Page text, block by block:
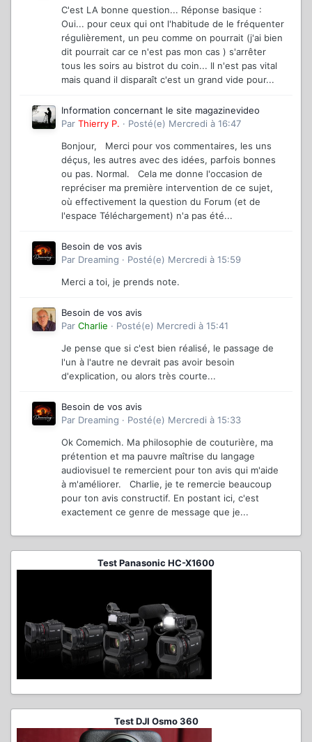
C'est LA bonne question... Réponse basique :
Oui... pour ceux qui ont l'habitude de le fréquenter
régulièrement, un peu comme on pourrait (j'ai bien
dit pourrait car ce n'est pas mon cas ) s'arrêter
tous les soirs au bistrot du coin... Il n'est pas vital
mais quand il disparaît c'est un grand vide pour...
Information concernant le site magazinevideo
Par Thierry P. · Posté(e) Mercredi à 16:47
Bonjour, Merci pour vos commentaires, les uns
déçus, les autres avec des idées, parfois bonnes
ou pas. Normal. Cela me donne l'occasion de
repréciser ma première intervention de ce sujet,
où effectivement la question du Forum (et de
l'espace Téléchargement) n'a pas été...
Besoin de vos avis
Par Dreaming · Posté(e) Mercredi à 15:59
Merci a toi, je prends note.
Besoin de vos avis
Par Charlie · Posté(e) Mercredi à 15:41
Je pense que si c'est bien réalisé, le passage de
l'un à l'autre ne devrait pas avoir besoin
d'explication, ou alors très courte...
Besoin de vos avis
Par Dreaming · Posté(e) Mercredi à 15:33
Ok Comemich. Ma philosophie de couturière, ma
prétention et ma pauvre maîtrise du langage
audiovisuel te remercient pour ton avis qui m'aide
à m'améliorer. Charlie, je te remercie beaucoup
pour ton avis constructif. En postant ici, c'est
exactement ce genre de message que je...
Test Panasonic HC-X1600
Test DJI Osmo 360